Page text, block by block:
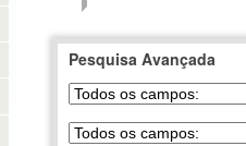
Pesquisa Avançada